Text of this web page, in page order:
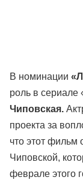
В номинации
роль в сериале
Чиповская.
проекта за
что этот фильм
Чиповской,
феврале этого